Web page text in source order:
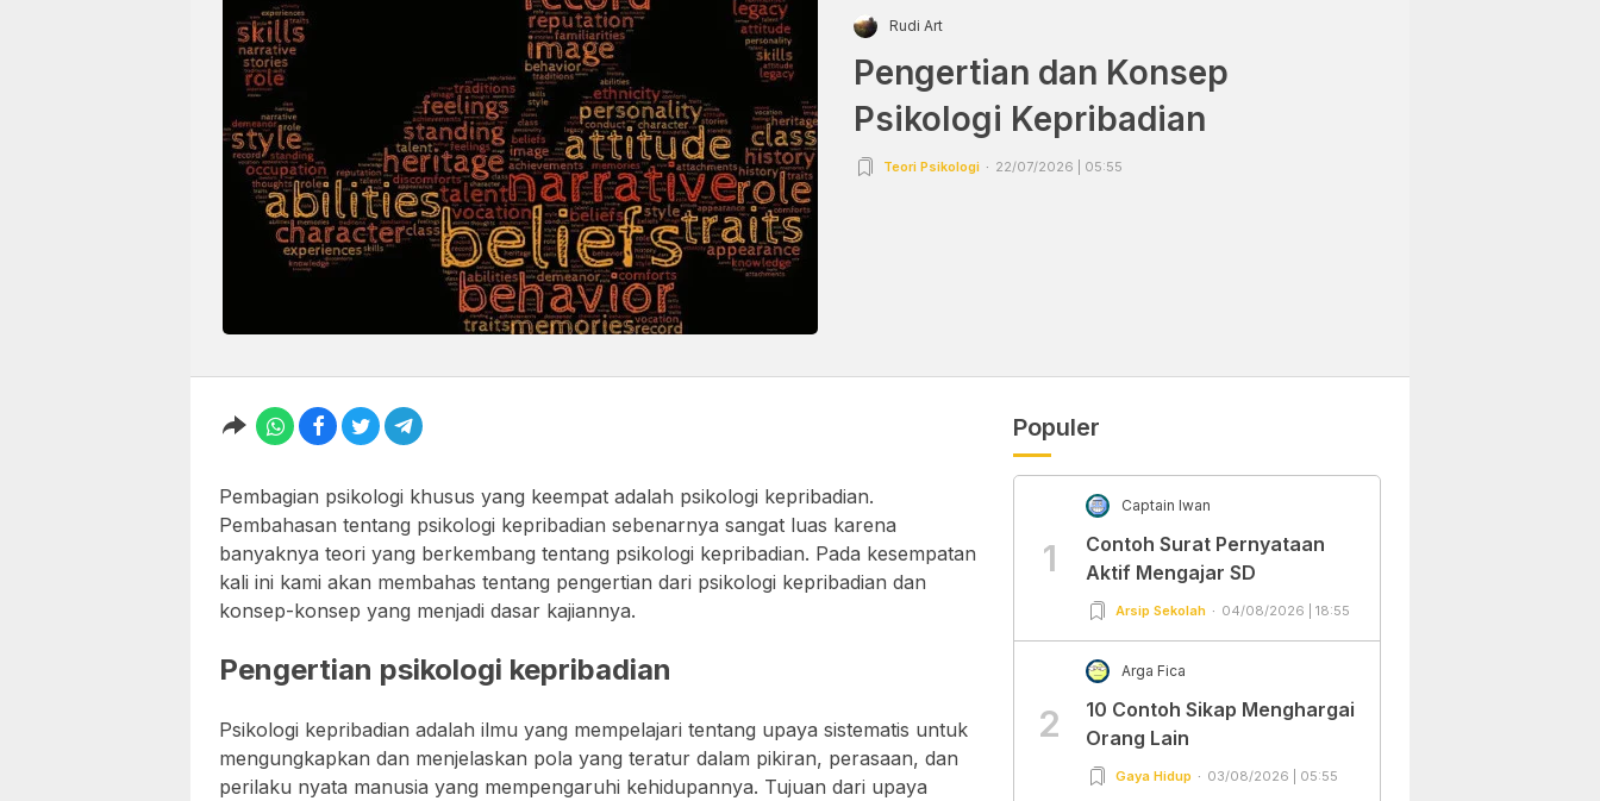
Rudi Art
Pengertian dan Konsep
Psikologi Kepribadian
Teori Psikologi 22/07/2026 | 05:55
Pembagian psikologi khusus yang keempat adalah psikologi kepribadian.
Pembahasan tentang psikologi kepribadian sebenarnya sangat luas karena
banyaknya teori yang berkembang tentang psikologi kepribadian. Pada kesempatan
kali ini kami akan membahas tentang pengertian dari psikologi kepribadian dan
konsep-konsep yang menjadi dasar kajiannya.
Pengertian psikologi kepribadian
Psikologi kepribadian adalah ilmu yang mempelajari tentang upaya sistematis untuk
mengungkapkan dan menjelaskan pola yang teratur dalam pikiran, perasaan, dan
perilaku nyata manusia yang mempengaruhi kehidupannya. Tujuan dari upaya
Populer
1
Captain Iwan
Contoh Surat Pernyataan
Aktif Mengajar SD
Arsip Sekolah 04/08/2026 | 18:55
2
Arga Fica
10 Contoh Sikap Menghargai
Orang Lain
Gaya Hidup 03/08/2026 | 05:55